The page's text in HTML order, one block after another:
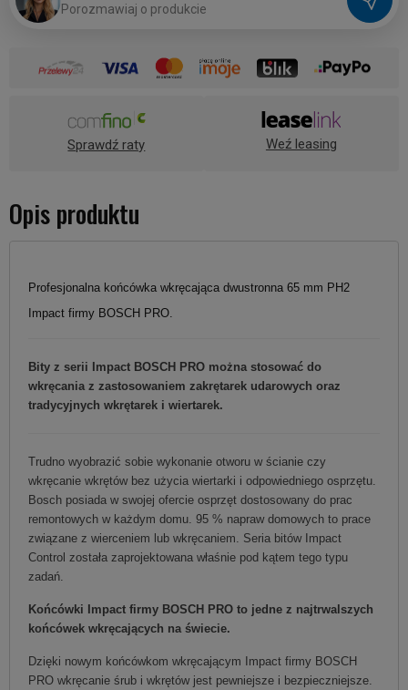
Porozmawiaj o produkcie
Sprawdź raty Weź leasing
Opis produktu
Profesjonalna końcówka wkręcająca dwustronna 65 mm PH2
Impact firmy BOSCH PRO.
Bity z serii Impact BOSCH PRO można stosować do
wkręcania z zastosowaniem zakrętarek udarowych oraz
tradycyjnych wkrętarek i wiertarek.
Trudno wyobrazić sobie wykonanie otworu w ścianie czy
wkręcanie wkrętów bez użycia wiertarki i odpowiedniego osprzętu.
Bosch posiada w swojej ofercie osprzęt dostosowany do prac
remontowych w każdym domu. 95 % napraw domowych to prace
związane z wierceniem lub wkręcaniem. Seria bitów Impact
Control została zaprojektowana właśnie pod kątem tego typu
zadań.
Końcówki Impact firmy BOSCH PRO to jedne z najtrwalszych
końcówek wkręcających na świecie.
Dzięki nowym końcówkom wkręcającym Impact firmy BOSCH
PRO wkręcanie śrub i wkrętów jest pewniejsze i bezpieczniejsze.